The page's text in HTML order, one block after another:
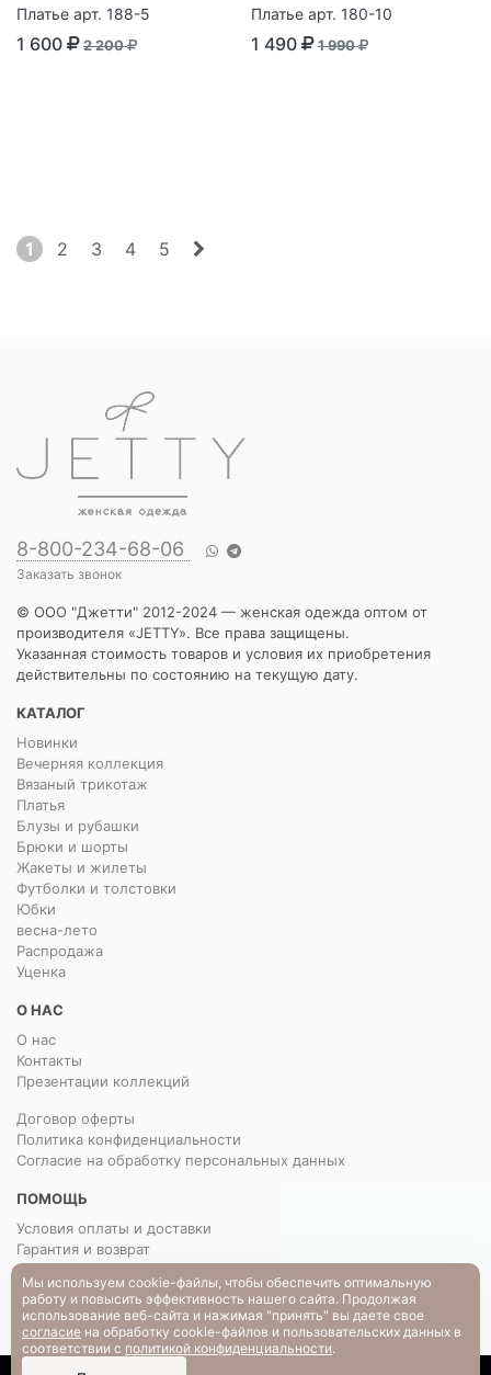
Платье арт. 188-5
1 600 2 200
Платье арт. 180-10
1 490 1 990
1 2 3 4 5
8-800-234-68-06
Заказать звонок
© ООО "Джетти" 2012-2024 — женская одежда оптом от
производителя «JETTY». Все права защищены.
Указанная стоимость товаров и условия их приобретения
действительны по состоянию на текущую дату.
КАТАЛОГ
Новинки
Вечерняя коллекция
Вязаный трикотаж
Платья
Блузы и рубашки
Брюки и шорты
Жакеты и жилеты
Футболки и толстовки
Юбки
весна-лето
Распродажа
Уценка
О НАС
О нас
Контакты
Презентации коллекций
Договор оферты
Политика конфиденциальности
Согласие на обработку персональных данных
ПОМОЩЬ
Условия оплаты и доставки
Гарантия и возврат
РАЗМЕРНАЯ СЕТКА
Вопрос-ответ
Мы используем cookie-файлы, чтобы обеспечить оптимальную
работу и повысить эффективность нашего сайта. Продолжая
использование веб-сайта и нажимая "принять" вы даете свое
согласие на обработку cookie-файлов и пользовательских данных в
соответствии с политикой конфиденциальности.